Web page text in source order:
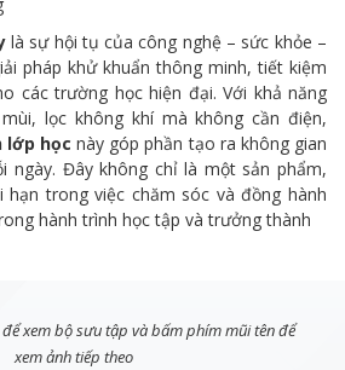
là sự hội tụ của công nghệ – sức khỏe –
pháp khử khuẩn thông minh, tiết kiệm
các trường học hiện đại. Với khả năng
lọc không khí mà không cần điện,
lớp học này góp phần tạo ra không gian
ngày. Đây không chỉ là một sản phẩm,
trong việc chăm sóc và đồng hành
hành trình học tập và trưởng thành
xem bộ sưu tập và bấm phím mũi tên để
xem ảnh tiếp theo